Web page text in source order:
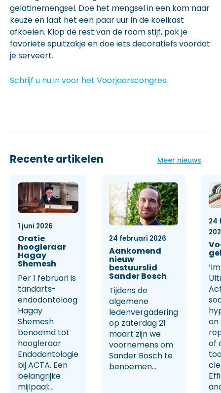
gelatinemengsel. Doe het mengsel in een kom naar
keuze en laat het een paar uur in de koelkast
afkoelen. Klop de rest van de room stijf, pak je
favoriete spuitzakje en doe iets decoratiefs voordat
je serveert.
Schrijf u nu in voor het Voorjaarscongres.
Recente artikelen Meer nieuws
1 juni 2026
Oratie
hoogleraar
Hagay
Shemesh
Per 1 februari is
tandarts-
endodontoloog
Hagay
Shemesh
benoemd tot
hoogleraar
Endodontologie
bij ACTA. Een
belangrijke
mijlpaal:...
24 februari 2026
Aankomend
nieuw
bestuurslid
Sander Bosch
Tijdens de
algemene
ledenvergadering
op zaterdag 21
maart zijn we
voornemens om
Sander Bosch te
benoemen...
24
on
of